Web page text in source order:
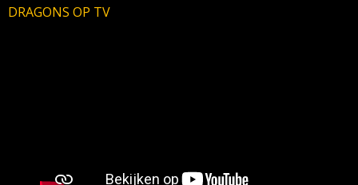
DRAGONS OP TV